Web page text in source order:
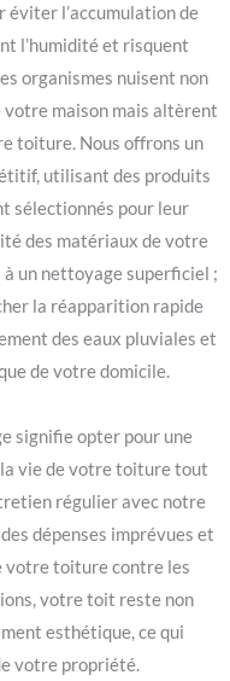
éviter l’accumulation de
l’humidité et risquent
organismes nuisent non
maison mais altèrent
toiture. Nous offrons un
utilisant des produits
sélectionnés pour leur
des matériaux de votre
un nettoyage superficiel ;
la réapparition rapide
des eaux pluviales et
de votre domicile.
signifie opter pour une
vie de votre toiture tout
régulier avec notre
dépenses imprévues et
votre toiture contre les
votre toit reste non
esthétique, ce qui
votre propriété.